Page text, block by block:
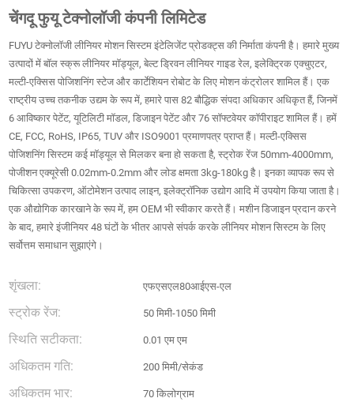
चेंगदू फुयू टेक्नोलॉजी कंपनी लिमिटेड
FUYU टेक्नोलॉजी लीनियर मोशन सिस्टम इंटेलिजेंट प्रोडक्ट्स की निर्माता कंपनी है। हमारे मुख्य
उत्पादों में बॉल स्क्रू लीनियर मॉड्यूल, बेल्ट ड्रिवन लीनियर गाइड रेल, इलेक्ट्रिक एक्चुएटर,
मल्टी-एक्सिस पोजिशनिंग स्टेज और कार्टेशियन रोबोट के लिए मोशन कंट्रोलर शामिल हैं। एक
राष्ट्रीय उच्च तकनीक उद्यम के रूप में, हमारे पास 82 बौद्धिक संपदा अधिकार अधिकृत हैं, जिनमें
6 आविष्कार पेटेंट, यूटिलिटी मॉडल, डिजाइन पेटेंट और 76 सॉफ्टवेयर कॉपीराइट शामिल हैं। हमें
CE, FCC, RoHS, IP65, TUV और ISO9001 प्रमाणपत्र प्राप्त हैं। मल्टी-एक्सिस
पोजिशनिंग सिस्टम कई मॉड्यूल से मिलकर बना हो सकता है, स्ट्रोक रेंज 50mm-4000mm,
पोजीशन एक्यूरेसी 0.02mm-0.2mm और लोड क्षमता 3kg-180kg है। इनका व्यापक रूप से
चिकित्सा उपकरण, ऑटोमेशन उत्पाद लाइन, इलेक्ट्रॉनिक उद्योग आदि में उपयोग किया जाता है।
एक औद्योगिक कारखाने के रूप में, हम OEM भी स्वीकार करते हैं। मशीन डिजाइन प्रदान करने
के बाद, हमारे इंजीनियर 48 घंटों के भीतर आपसे संपर्क करके लीनियर मोशन सिस्टम के लिए
सर्वोत्तम समाधान सुझाएंगे।
शृंखला: एफएसएल80आईएस-एल
स्ट्रोक रेंज: 50 मिमी-1050 मिमी
स्थिति सटीकता: 0.01 एम एम
अधिकतम गति: 200 मिमी/सेकंड
अधिकतम भार: 70 किलोग्राम